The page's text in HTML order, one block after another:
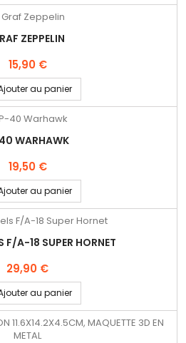
ZEPPELIN
15,90 €
au panier
WARHAWK
19,50 €
au panier
F/A-18 SUPER HORNET
29,90 €
au panier